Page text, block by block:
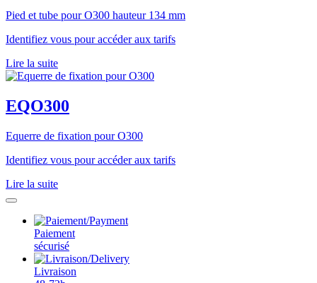
Pied et tube pour O300 hauteur 134 mm
Identifiez vous pour accéder aux tarifs
Lire la suite
EQO300
Equerre de fixation pour O300
Identifiez vous pour accéder aux tarifs
Lire la suite
Paiement
sécurisé
Livraison